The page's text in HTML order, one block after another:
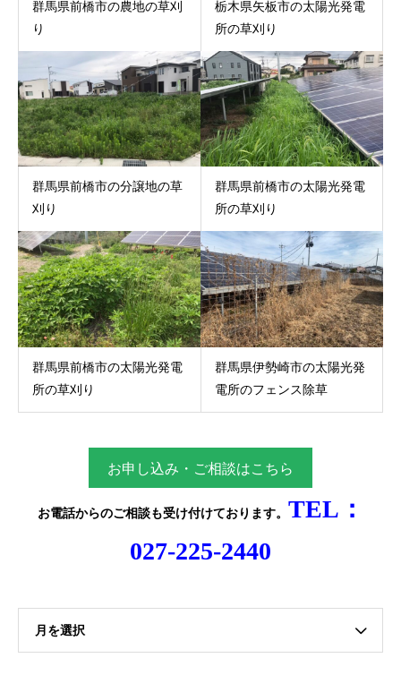
群馬県前橋市の農地の草刈
り
栃木県矢板市の太陽光発電
所の草刈り
群馬県前橋市の分譲地の草
刈り
群馬県前橋市の太陽光発電
所の草刈り
群馬県前橋市の太陽光発電
所の草刈り
群馬県伊勢崎市の太陽光発
電所のフェンス除草
お申し込み・ご相談はこちら
お電話からのご相談も受け付けております。 TEL：
027-225-2440
月を選択